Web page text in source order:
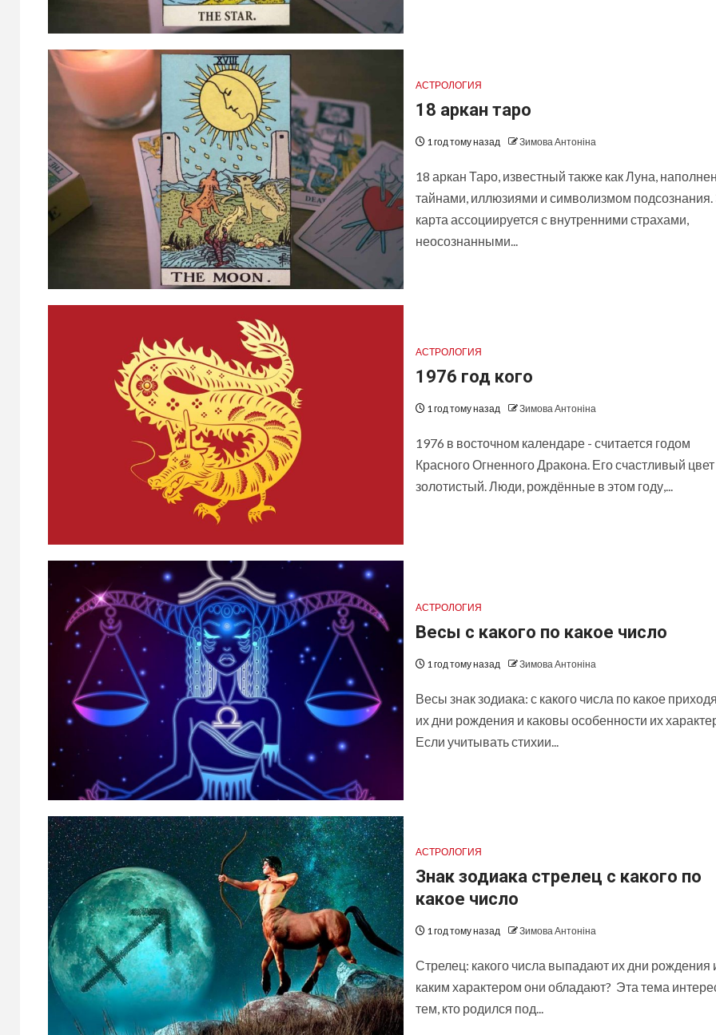
АСТРОЛОГИЯ
18 аркан таро
1 год тому назад Зимова Антоніна
18 аркан Таро, известный также как Луна, наполнен
тайнами, иллюзиями и символизмом подсознания.
карта ассоциируется с внутренними страхами,
неосознанными...
АСТРОЛОГИЯ
1976 год кого
1 год тому назад Зимова Антоніна
1976 в восточном календаре - считается годом
Красного Огненного Дракона. Его счастливый цвет
золотистый. Люди, рождённые в этом году,...
АСТРОЛОГИЯ
Весы с какого по какое число
1 год тому назад Зимова Антоніна
Весы знак зодиака: с какого числа по какое
их дни рождения и каковы особенности их
Если учитывать стихии...
АСТРОЛОГИЯ
Знак зодиака стрелец с какого по
какое число
1 год тому назад Зимова Антоніна
Стрелец: какого числа выпадают их дни рождения
каким характером они обладают? Эта тема
тем, кто родился под...